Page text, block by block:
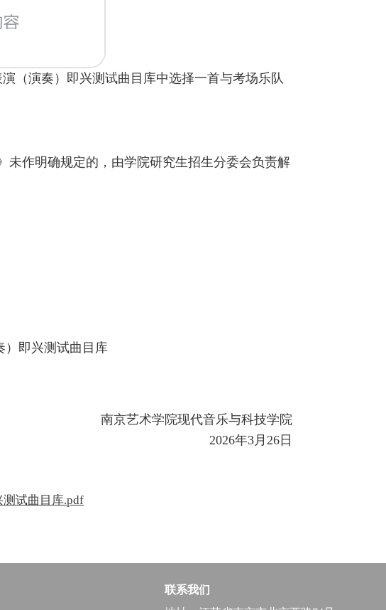
（演奏）即兴测试曲目库中选择一首与考场乐队
未作明确规定的，由学院研究生招生分委会负责解
）即兴测试曲目库
南京艺术学院现代音乐与科技学院
2026年3月26日
试曲目库.pdf
联系我们